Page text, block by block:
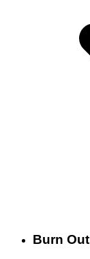
Burn Out